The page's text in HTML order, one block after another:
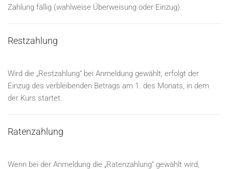
Zahlung fällig (wahlweise Überweisung oder Einzug).
Restzahlung
Wird die „Restzahlung“ bei Anmeldung gewählt, erfolgt der
Einzug des verbleibenden Betrags am 1. des Monats, in dem
der Kurs startet.
Ratenzahlung
Wenn bei der Anmeldung die „Ratenzahlung“ gewählt wird,